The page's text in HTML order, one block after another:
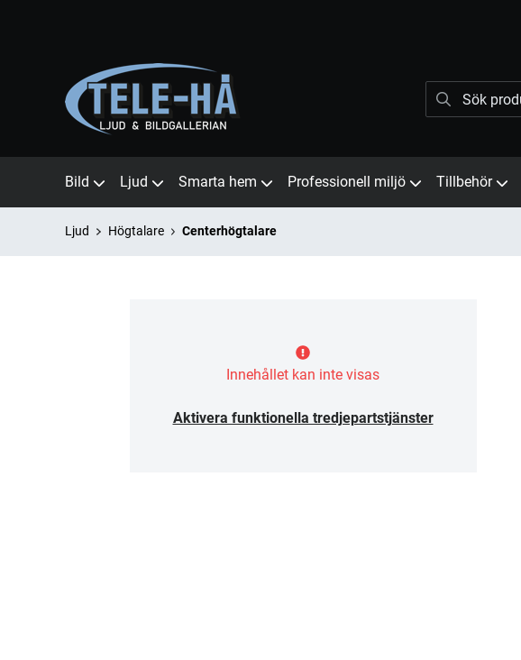
Bild Ljud Smarta hem Professionell miljö Tillbehör
Ljud Högtalare Centerhögtalare
Innehållet kan inte visas
Aktivera funktionella tredjepartstjänster